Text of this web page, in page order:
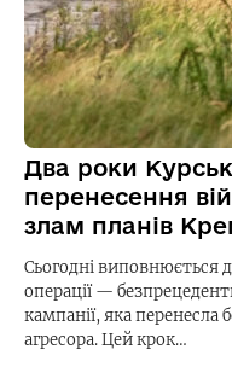
Два роки
перенесення
злам планів
Сьогодні виповнюється
операції —
кампанії, яка перенесла
агресора. Цей крок…